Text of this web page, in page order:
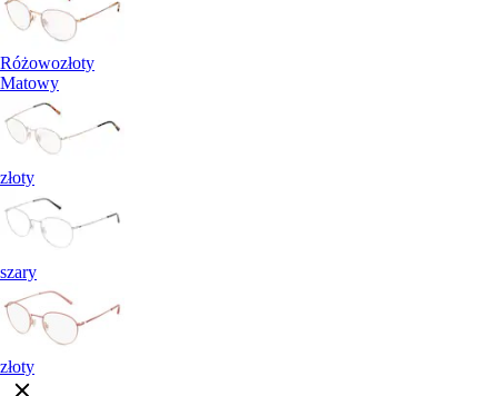
Różowozłoty
Matowy
złoty
szary
złoty